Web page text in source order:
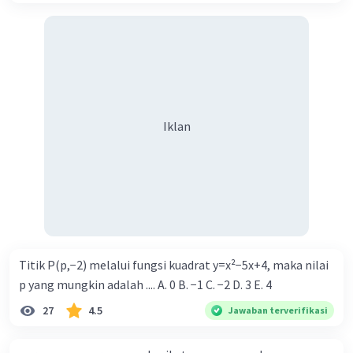
Iklan
Titik P(p,−2) melalui fungsi kuadrat y=x²−5x+4, maka nilai
p yang mungkin adalah .... A. 0 B. −1 C. −2 D. 3 E. 4
27 4.5 Jawaban terverifikasi